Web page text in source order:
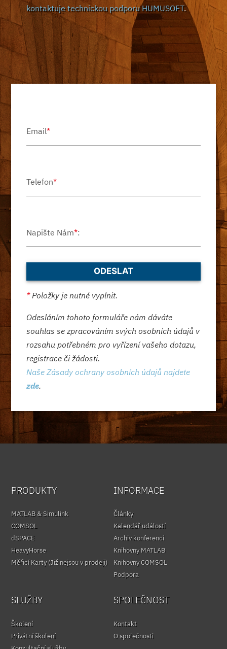
kontaktuje technickou podporu HUMUSOFT.
Email*
Telefon*
Napište Nám*:
*Položky je nutné vyplnit.
Odesláním tohoto formuláře nám dáváte
souhlas se zpracováním svých osobních údajů v
rozsahu potřebném pro vyřízení vašeho dotazu,
registrace či žádosti.
Naše Zásady ochrany osobních údajů najdete
zde.
PRODUKTY
MATLAB & Simulink
COMSOL
dSPACE
HeavyHorse
Měřicí Karty (Již nejsou v prodeji)
INFORMACE
Články
Kalendář událostí
Archiv konferencí
Knihovny MATLAB
Knihovny COMSOL
Podpora
SLUŽBY
Školení
Privátní školení
SPOLEČNOST
Kontakt
O společnosti